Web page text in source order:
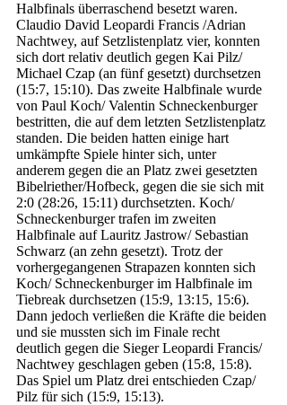
Halbfinals überraschend besetzt waren.
Claudio David Leopardi Francis /Adrian
Nachtwey, auf Setzlistenplatz vier, konnten
sich dort relativ deutlich gegen Kai Pilz/
Michael Czap (an fünf gesetzt) durchsetzen
(15:7, 15:10). Das zweite Halbfinale wurde
von Paul Koch/ Valentin Schneckenburger
bestritten, die auf dem letzten Setzlistenplatz
standen. Die beiden hatten einige hart
umkämpfte Spiele hinter sich, unter
anderem gegen die an Platz zwei gesetzten
Bibelriether/Hofbeck, gegen die sie sich mit
2:0 (28:26, 15:11) durchsetzten. Koch/
Schneckenburger trafen im zweiten
Halbfinale auf Lauritz Jastrow/ Sebastian
Schwarz (an zehn gesetzt). Trotz der
vorhergegangenen Strapazen konnten sich
Koch/ Schneckenburger im Halbfinale im
Tiebreak durchsetzen (15:9, 13:15, 15:6).
Dann jedoch verließen die Kräfte die beiden
und sie mussten sich im Finale recht
deutlich gegen die Sieger Leopardi Francis/
Nachtwey geschlagen geben (15:8, 15:8).
Das Spiel um Platz drei entschieden Czap/
Pilz für sich (15:9, 15:13).